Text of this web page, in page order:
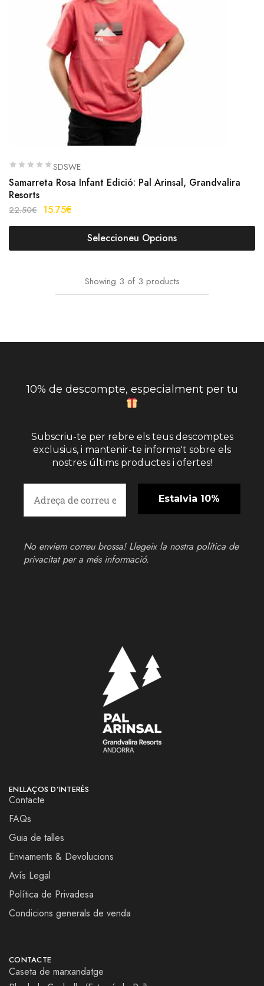
SDSWE
Samarreta Rosa Infant Edició: Pal Arinsal, Grandvalira
Resorts
22.50€ 15.75€
Seleccioneu Opcions
Showing 3 of 3 products
10% de descompte, especialment per tu
Subscriu-te per rebre els teus descomptes
exclusius, i mantenir-te informa't sobre els
nostres últims productes i ofertes!
No enviem correu brossa! Llegeix la nostra política de
privacitatper a més informació.
ENLLAÇOS D’INTERÈS
Contacte
FAQs
Guia de talles
Enviaments & Devolucions
Avís Legal
Política de Privadesa
Condicions generals de venda
CONTACTE
Caseta de marxandatge